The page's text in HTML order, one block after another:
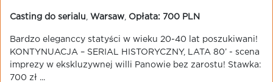
Casting do serialu Warsaw Opłata: 700 PLN
Bardzo eleganccy statyści w wieku 20-40 lat poszukiwani!
KONTYNUACJA – SERIAL HISTORYCZNY, LATA 80’ - scena
imprezy w ekskluzywnej willi Panowie bez zarostu! Stawka:
700 zł ...